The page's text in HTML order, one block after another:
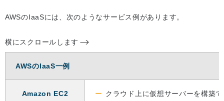
AWSのIaaSには、次のようなサービス例があります。
横にスクロールします
AWSのIaaS一例
Amazon EC2
クラウド上に仮想サーバーを構築